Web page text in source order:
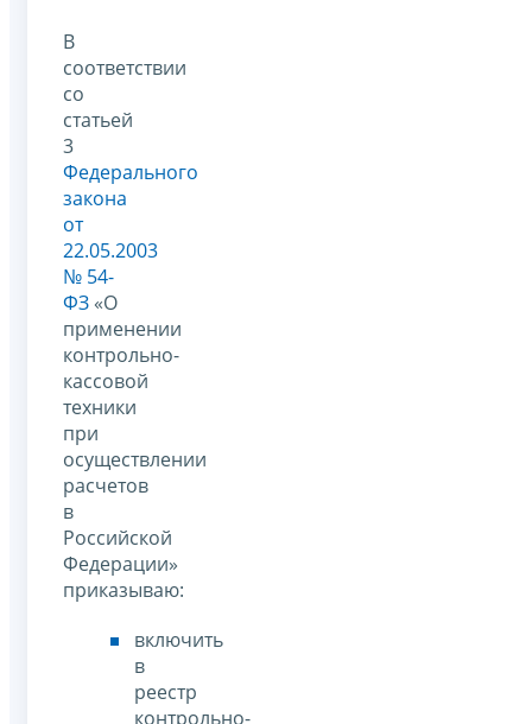
В
соответствии
со
статьей
3
Федерального
закона
от
22.05.2003
№ 54-
ФЗ «О
применении
контрольно-
кассовой
техники
при
осуществлении
расчетов
в
Российской
Федерации»
приказываю:
включить
в
реестр
контрольно-